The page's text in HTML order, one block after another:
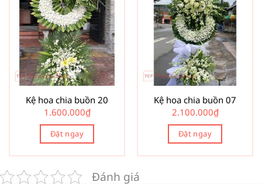
Kệ hoa chia buồn 20
1.600.000₫
Đặt ngay
Kệ hoa chia buồn 07
2.100.000₫
Đặt ngay
Đánh giá